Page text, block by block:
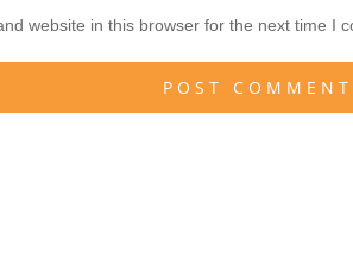
website in this browser for the next time I